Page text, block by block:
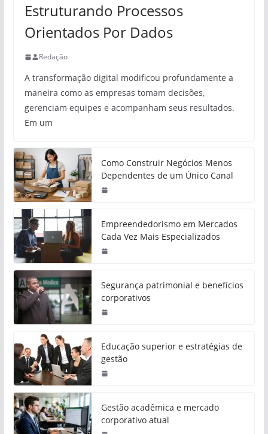
Estruturando Processos
Orientados Por Dados
Redação
A transformação digital modificou profundamente a
maneira como as empresas tomam decisões,
gerenciam equipes e acompanham seus resultados.
Em um
Como Construir Negócios Menos
Dependentes de um Único Canal
Empreendedorismo em Mercados
Cada Vez Mais Especializados
Segurança patrimonial e benefícios
corporativos
Educação superior e estratégias de
gestão
Gestão acadêmica e mercado
corporativo atual